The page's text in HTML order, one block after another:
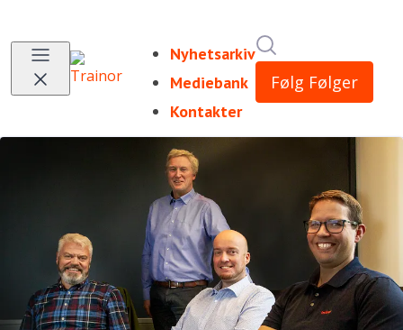
Nyhetsarkiv
Mediebank
Kontakter
Følg Følger